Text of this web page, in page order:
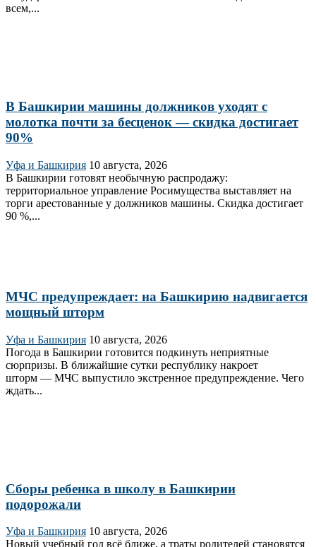
всем,...
В Башкирии машины должников уходят с
молотка почти за бесценок — скидка достигает
90%
Уфа и Башкирия 10 августа, 2026
В Башкирии готовят необычную распродажу:
территориальное управление Росимущества выставляет на
торги арестованные у должников машины. Скидка достигает
90 %,...
МЧС предупреждает: на Башкирию надвигается
мощный шторм
Уфа и Башкирия 10 августа, 2026
Погода в Башкирии готовится подкинуть неприятные
сюрпризы. В ближайшие сутки республику накроет
шторм — МЧС выпустило экстренное предупреждение. Чего
ждать...
Сборы ребенка в школу в Башкирии
подорожали
Уфа и Башкирия 10 августа, 2026
Новый учебный год всё ближе, а траты родителей становятся